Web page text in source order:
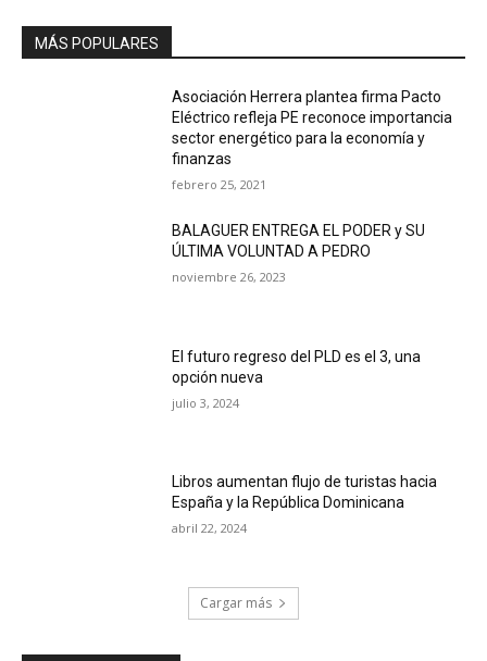
MÁS POPULARES
Asociación Herrera plantea firma Pacto
Eléctrico refleja PE reconoce importancia
sector energético para la economía y
finanzas
febrero 25, 2021
BALAGUER ENTREGA EL PODER y SU
ÚLTIMA VOLUNTAD A PEDRO
noviembre 26, 2023
El futuro regreso del PLD es el 3, una
opción nueva
julio 3, 2024
Libros aumentan flujo de turistas hacia
España y la República Dominicana
abril 22, 2024
Cargar más